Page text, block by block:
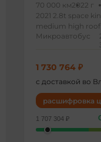
70 000 км2022 г
2021 2.8t space
medium high roof
Микроавтобус
1 730 764 ₽
с доставкой во
расшифровка
1 707 304 ₽